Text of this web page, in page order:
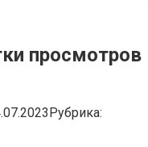
просмотров
Рубрика: